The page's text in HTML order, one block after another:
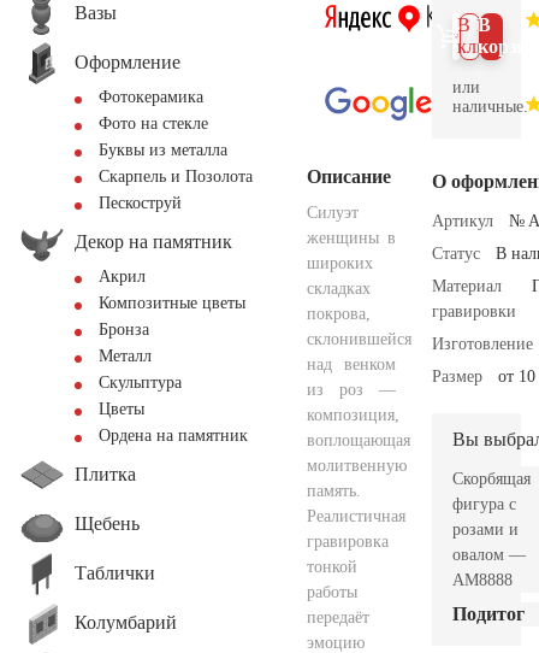
Вазы
Оформление
Фотокерамика
Фото на стекле
Буквы из металла
Скарпель и Позолота
Пескоструй
Декор на памятник
Акрил
Композитные цветы
Бронза
Металл
Скульптура
Цветы
Ордена на памятник
Плитка
Щебень
Таблички
Колумбарий
Описание
Силуэт
женщины в
широких
складках
покрова,
склонившейся
над венком
из роз —
композиция,
воплощающая
молитвенную
память.
Реалистичная
гравировка
тонкой
работы
передаёт
эмоцию
В
В 1
клик
или
наличные.
О
Артикул
№
Статус
В
Материал
гравировки
Изготовление
Размер
от
Вы
Скорбящая
фигура с
розами и
овалом —
AM8888
Подитог